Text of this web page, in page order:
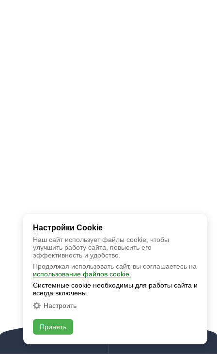
Настройки Cookie
Наш сайт использует файлы cookie, чтобы
улучшить работу сайта, повысить его
эффективность и удобство.
Продолжая использовать сайт, вы соглашаетесь на
использование файлов cookie.
Системные cookie необходимы для работы сайта и
всегда включены.
Настроить
Принять